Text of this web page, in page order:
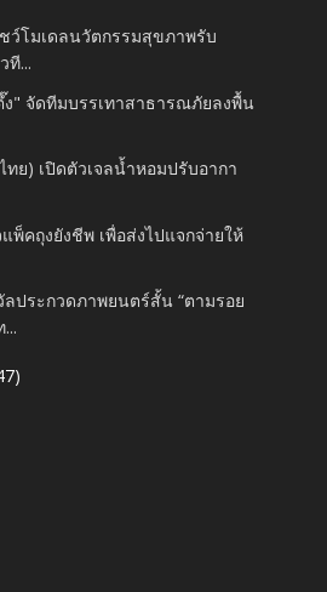
ว์โมเดลนวัตกรรมสุขภาพรับ
ที...
" จัดทีมบรรเทาสาธารณภัยลงพื้น
ทย) เปิดตัวเจลน้ำหอมปรับอากา
พ็คถุงยังชีพ เพื่อส่งไปแจกจ่ายให้
ลประกวดภาพยนตร์สั้น “ตามรอย